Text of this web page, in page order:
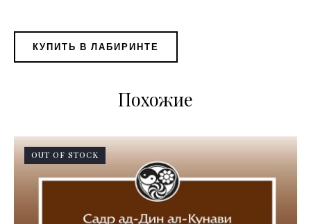
КУПИТЬ В ЛАБИРИНТЕ
Похожие
OUT OF STOCK